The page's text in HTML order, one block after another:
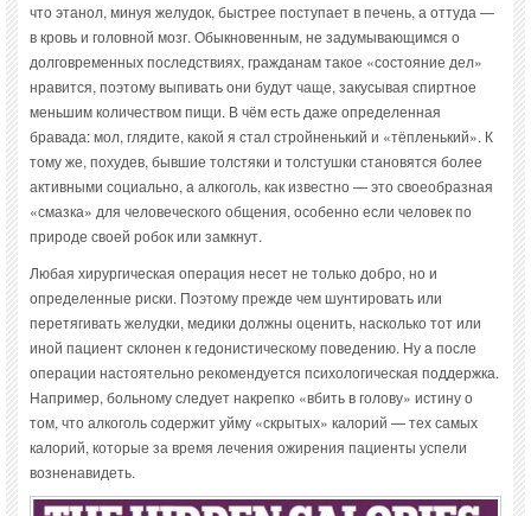
что этанол, минуя желудок, быстрее поступает в печень, а оттуда —
в кровь и головной мозг. Обыкновенным, не задумывающимся о
долговременных последствиях, гражданам такое «состояние дел»
нравится, поэтому выпивать они будут чаще, закусывая спиртное
меньшим количеством пищи. В чём есть даже определенная
бравада: мол, глядите, какой я стал стройненький и «тёпленький». К
тому же, похудев, бывшие толстяки и толстушки становятся более
активными социально, а алкоголь, как известно — это своеобразная
«смазка» для человеческого общения, особенно если человек по
природе своей робок или замкнут.
Любая хирургическая операция несет не только добро, но и
определенные риски. Поэтому прежде чем шунтировать или
перетягивать желудки, медики должны оценить, насколько тот или
иной пациент склонен к гедонистическому поведению. Ну а после
операции настоятельно рекомендуется психологическая поддержка.
Например, больному следует накрепко «вбить в голову» истину о
том, что алкоголь содержит уйму «скрытых» калорий — тех самых
калорий, которые за время лечения ожирения пациенты успели
возненавидеть.